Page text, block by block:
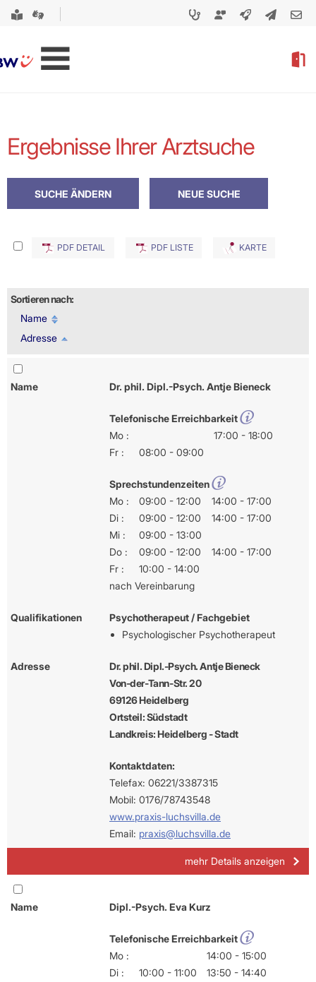
Ergebnisse Ihrer Arztsuche
PDF DETAIL PDF LISTE KARTE
Sortieren nach:
Name
Adresse
Name Dr. phil. Dipl.-Psych. Antje Bieneck
Telefonische Erreichbarkeit
Mo :
17:00 - 18:00
Fr :
08:00 - 09:00
Sprechstundenzeiten
Mo :
09:00 - 12:00
14:00 - 17:00
Di :
09:00 - 12:00
14:00 - 17:00
Mi :
09:00 - 13:00
Do :
09:00 - 12:00
14:00 - 17:00
Fr :
10:00 - 14:00
nach Vereinbarung
Qualifikationen
Psychotherapeut / Fachgebiet
Psychologischer Psychotherapeut
Adresse
Dr. phil. Dipl.-Psych. Antje Bieneck
Von-der-Tann-Str. 20
69126 Heidelberg
Ortsteil: Südstadt
Landkreis: Heidelberg - Stadt
Kontaktdaten:
Telefax: 06221/3387315
Mobil: 0176/78743548
www.praxis-luchsvilla.de
Email: praxis@luchsvilla.de
mehr Details anzeigen
Name Dipl.-Psych. Eva Kurz
Telefonische Erreichbarkeit
Mo :
14:00 - 15:00
Di :
10:00 - 11:00
13:50 - 14:40